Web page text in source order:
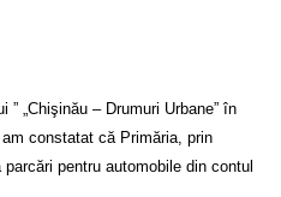
„Chişinău – Drumuri Urbane” în
constatat că Primăria, prin
pentru automobile din contul